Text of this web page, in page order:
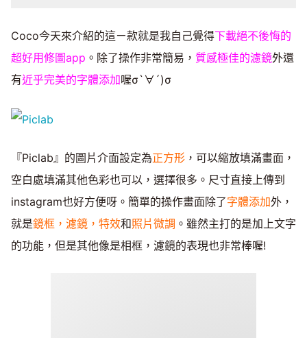
Coco今天來介紹的這ㄧ款就是我自己覺得下載絕不後悔的
超好用修圖app 。除了操作非常簡易， 質感極佳的濾鏡外還
有近乎完美的字體添加喔σ`∀´)σ
『Piclab』的圖片介面設定為正方形 ，可以縮放填滿畫面，
空白處填滿其他色彩也可以，選擇很多。尺寸直接上傳到
instagram也好方便呀。簡單的操作畫面除了字體添加外，
就是鏡框，濾鏡，特效和照片微調 。雖然主打的是加上文字
的功能，但是其他像是相框，濾鏡的表現也非常棒喔!